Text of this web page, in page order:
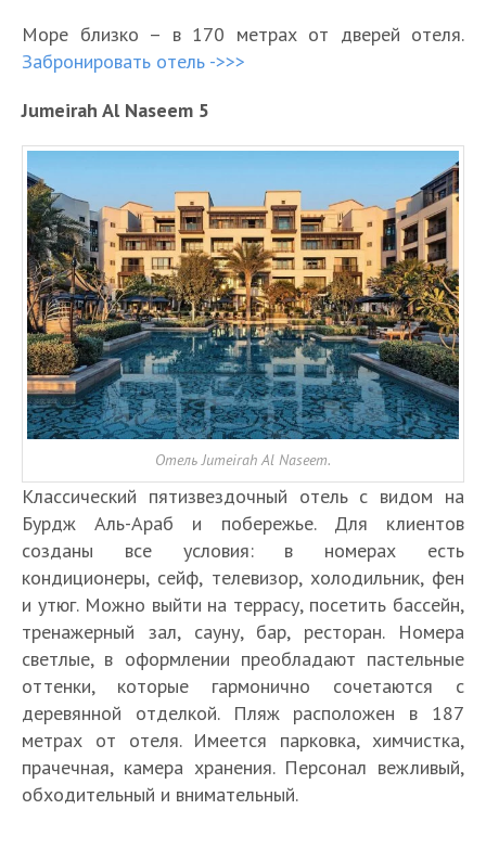
Море близко – в 170 метрах от дверей отеля.
Забронировать отель ->>>
Jumeirah Al Naseem 5
Отель Jumeirah Al Naseem.
Классический пятизвездочный отель с видом на
Бурдж Аль-Араб и побережье. Для клиентов
созданы все условия: в номерах есть
кондиционеры, сейф, телевизор, холодильник, фен
и утюг. Можно выйти на террасу, посетить бассейн,
тренажерный зал, сауну, бар, ресторан. Номера
светлые, в оформлении преобладают пастельные
оттенки, которые гармонично сочетаются с
деревянной отделкой. Пляж расположен в 187
метрах от отеля. Имеется парковка, химчистка,
прачечная, камера хранения. Персонал вежливый,
обходительный и внимательный.